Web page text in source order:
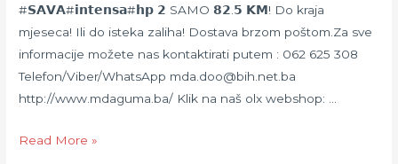
#𝗦𝗔𝗩𝗔#𝗶𝗻𝘁𝗲𝗻𝘀𝗮#𝗵𝗽 𝟮 SAMO 𝟴𝟮.𝟱 𝗞𝗠! Do kraja
mjeseca! Ili do isteka zaliha! Dostava brzom poštom.Za sve
informacije možete nas kontaktirati putem : 062 625 308
Telefon/Viber/WhatsApp mda.doo@bih.net.ba
http://www.mdaguma.ba/ Klik na naš olx webshop: …
MDA
Read More »